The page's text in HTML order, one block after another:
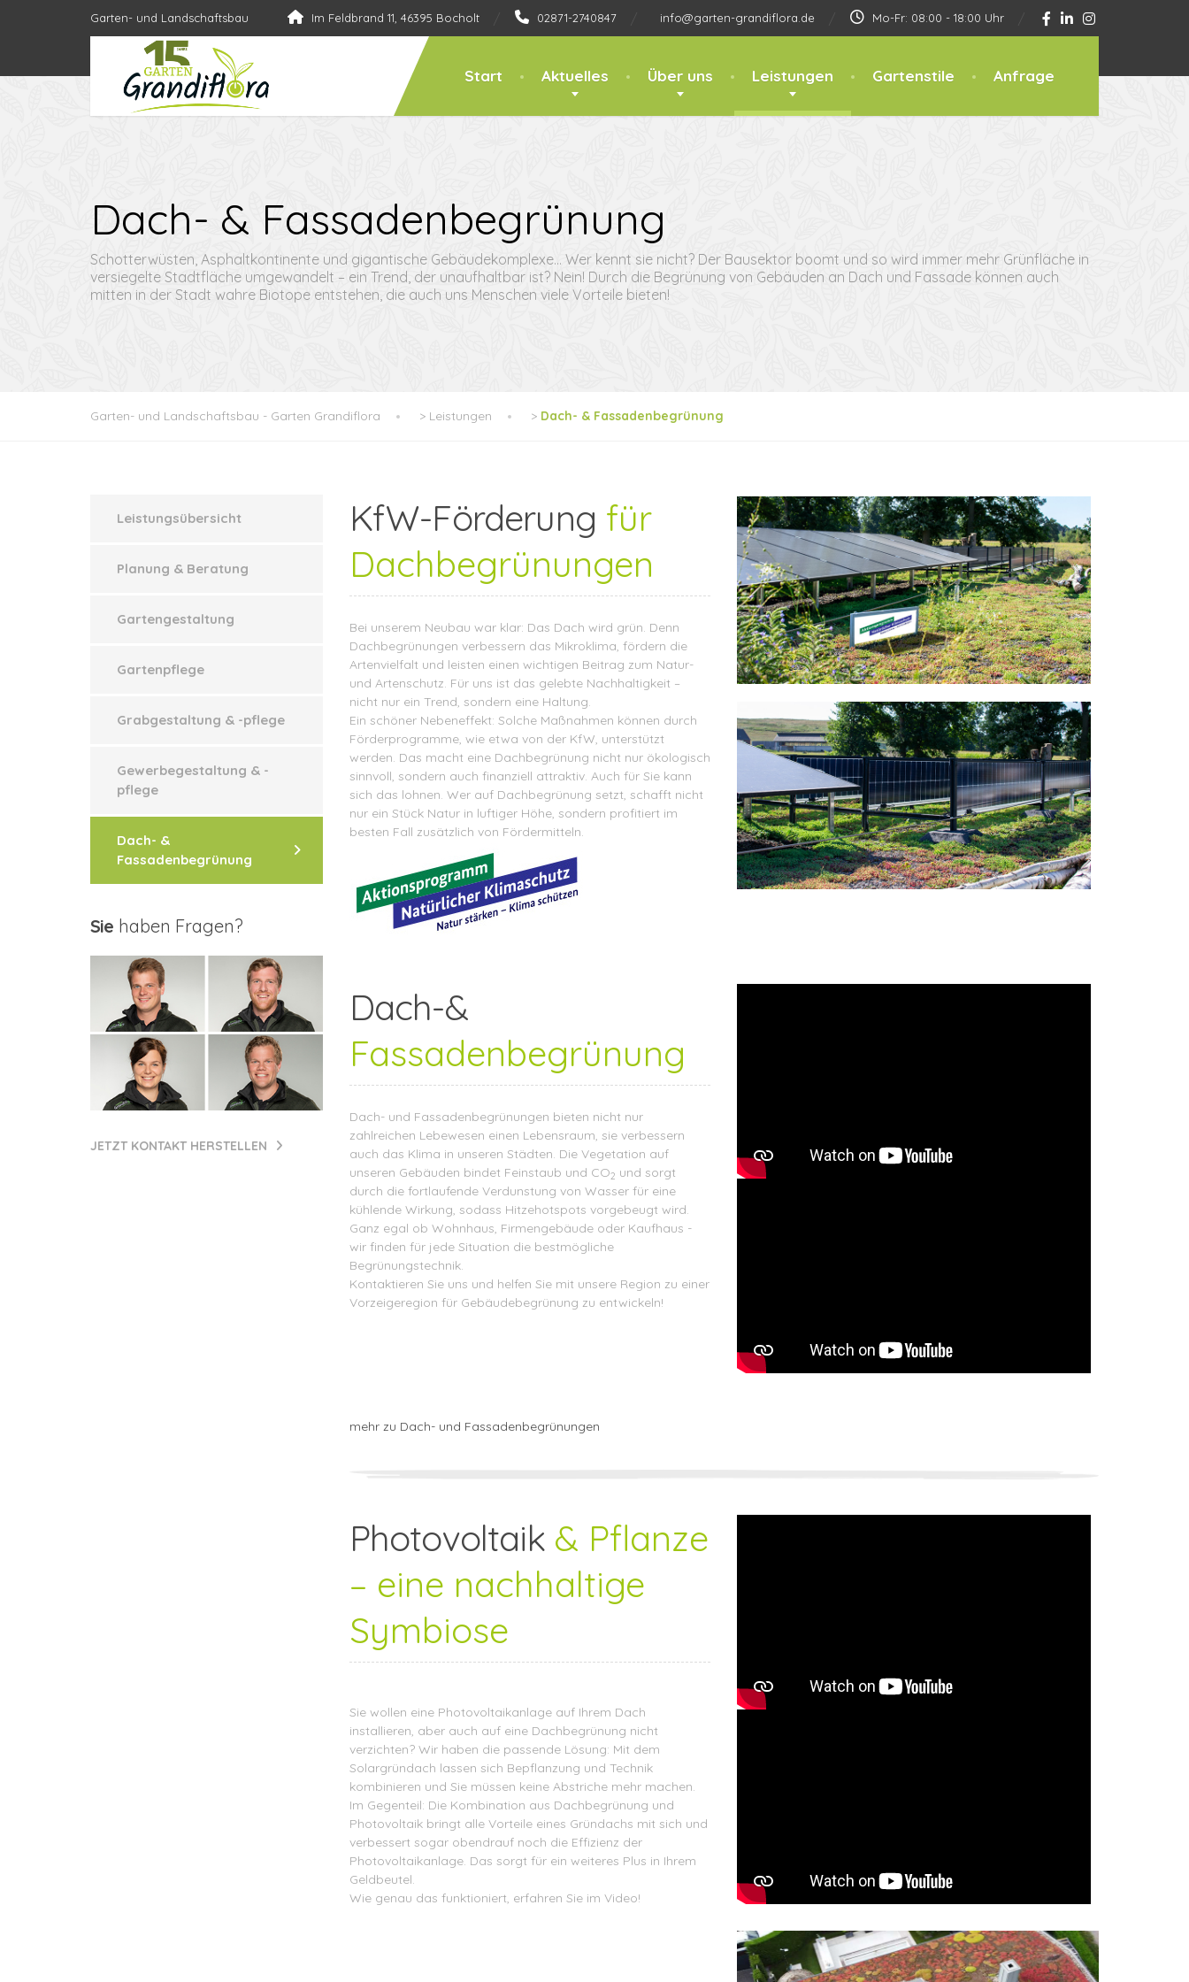
Garten- und Landschaftsbau Im Feldbrand 11, 46395 Bocholt 02871-2740847 info@garten-grandiflora.de Mo-Fr: 08:00 - 18:00 Uhr
Start Aktuelles Über uns Leistungen Gartenstile Anfrage
Dach- & Fassadenbegrünung
Schotterwüsten, Asphaltkontinente und gigantische Gebäudekomplexe… Wer kennt sie nicht? Der Bausektor boomt und so wird immer mehr Grünfläche in
versiegelte Stadtfläche umgewandelt – ein Trend, der unaufhaltbar ist? Nein! Durch die Begrünung von Gebäuden an Dach und Fassade können auch
mitten in der Stadt wahre Biotope entstehen, die auch uns Menschen viele Vorteile bieten!
Garten- und Landschaftsbau - Garten Grandiflora > Leistungen > Dach- & Fassadenbegrünung
KfW-Förderung für
Dachbegrünungen
Bei unserem Neubau war klar: Das Dach wird grün. Denn
Dachbegrünungen verbessern das Mikroklima, fördern die
Artenvielfalt und leisten einen wichtigen Beitrag zum Natur-
und Artenschutz. Für uns ist das gelebte Nachhaltigkeit –
nicht nur ein Trend, sondern eine Haltung.
Ein schöner Nebeneffekt: Solche Maßnahmen können durch
Förderprogramme, wie etwa von der KfW, unterstützt
werden. Das macht eine Dachbegrünung nicht nur ökologisch
sinnvoll, sondern auch finanziell attraktiv. Auch für Sie kann
sich das lohnen. Wer auf Dachbegrünung setzt, schafft nicht
nur ein Stück Natur in luftiger Höhe, sondern profitiert im
besten Fall zusätzlich von Fördermitteln.
Dach-&
Fassadenbegrünung
Dach- und Fassadenbegrünungen bieten nicht nur
zahlreichen Lebewesen einen Lebensraum, sie verbessern
auch das Klima in unseren Städten. Die Vegetation auf
unseren Gebäuden bindet Feinstaub und CO2 und sorgt
durch die fortlaufende Verdunstung von Wasser für eine
kühlende Wirkung, sodass Hitzehotspots vorgebeugt wird.
Ganz egal ob Wohnhaus, Firmengebäude oder Kaufhaus -
wir finden für jede Situation die bestmögliche
Begrünungstechnik.
Kontaktieren Sie uns und helfen Sie mit unsere Region zu einer
Vorzeigeregion für Gebäudebegrünung zu entwickeln!
mehr zu Dach- und Fassadenbegrünungen
Photovoltaik& Pflanze
– eine nachhaltige
Symbiose
Sie wollen eine Photovoltaikanlage auf Ihrem Dach
installieren, aber auch auf eine Dachbegrünung nicht
verzichten? Wir haben die passende Lösung: Mit dem
Solargründach lassen sich Bepflanzung und Technik
kombinieren und Sie müssen keine Abstriche mehr machen.
Im Gegenteil: Die Kombination aus Dachbegrünung und
Photovoltaik bringt alle Vorteile eines Gründachs mit sich und
verbessert sogar obendrauf noch die Effizienz der
Photovoltaikanlage. Das sorgt für ein weiteres Plus in Ihrem
Geldbeutel.
Wie genau das funktioniert, erfahren Sie im Video!
Leistungsübersicht
Planung & Beratung
Gartengestaltung
Gartenpflege
Grabgestaltung & -pflege
Gewerbegestaltung & -
pflege
Dach- &
Fassadenbegrünung
Sie haben Fragen?
JETZT KONTAKT HERSTELLEN